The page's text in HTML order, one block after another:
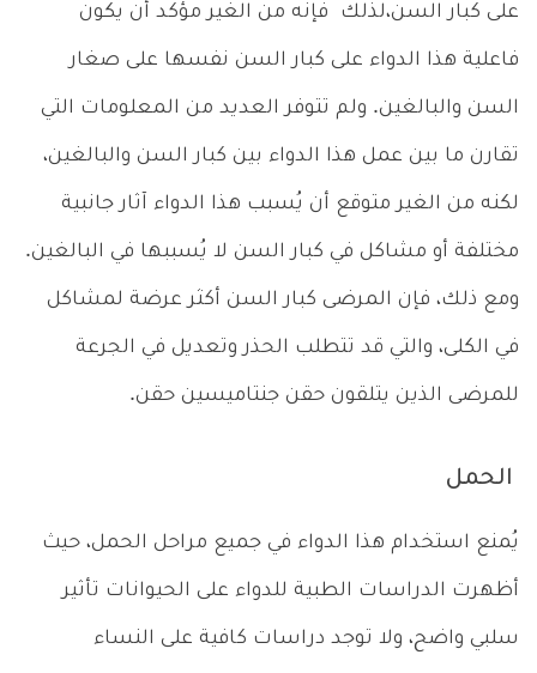
على كبار السن،لذلك فإنه من الغير مؤكد أن يكون
فاعلية هذا الدواء على كبار السن نفسها على صغار
السن والبالغين. ولم تتوفر العديد من المعلومات التي
تقارن ما بين عمل هذا الدواء بين كبار السن والبالغين،
لكنه من الغير متوقع أن يُسبب هذا الدواء آثار جانبية
مختلفة أو مشاكل في كبار السن لا يُسببها في البالغين.
ومع ذلك، فإن المرضى كبار السن أكثر عرضة لمشاكل
في الكلى، والتي قد تتطلب الحذر وتعديل في الجرعة
للمرضى الذين يتلقون حقن جنتاميسين حقن.
الحمل
يُمنع استخدام هذا الدواء في جميع مراحل الحمل، حيث
أظهرت الدراسات الطبية للدواء على الحيوانات تأثير
سلبي واضح، ولا توجد دراسات كافية على النساء